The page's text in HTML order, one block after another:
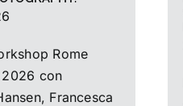
Rome
con
Francesca